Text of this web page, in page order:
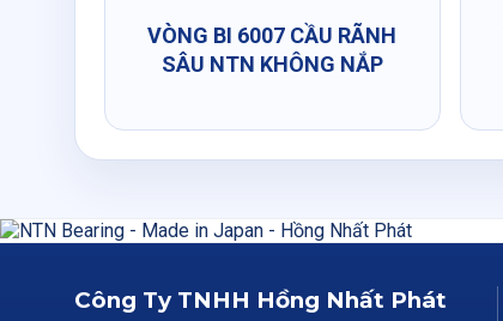
VÒNG BI 6007 CẦU RÃNH
SÂU NTN KHÔNG NẮP
Công Ty TNHH Hồng Nhất Phát